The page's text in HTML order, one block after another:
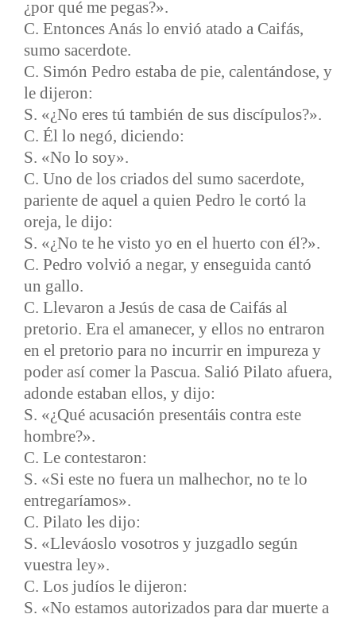
¿por qué me pegas?».
C. Entonces Anás lo envió atado a Caifás,
sumo sacerdote.
C. Simón Pedro estaba de pie, calentándose, y
le dijeron:
S. «¿No eres tú también de sus discípulos?».
C. Él lo negó, diciendo:
S. «No lo soy».
C. Uno de los criados del sumo sacerdote,
pariente de aquel a quien Pedro le cortó la
oreja, le dijo:
S. «¿No te he visto yo en el huerto con él?».
C. Pedro volvió a negar, y enseguida cantó
un gallo.
C. Llevaron a Jesús de casa de Caifás al
pretorio. Era el amanecer, y ellos no entraron
en el pretorio para no incurrir en impureza y
poder así comer la Pascua. Salió Pilato afuera,
adonde estaban ellos, y dijo:
S. «¿Qué acusación presentáis contra este
hombre?».
C. Le contestaron:
S. «Si este no fuera un malhechor, no te lo
entregaríamos».
C. Pilato les dijo:
S. «Lleváoslo vosotros y juzgadlo según
vuestra ley».
C. Los judíos le dijeron:
S. «No estamos autorizados para dar muerte a